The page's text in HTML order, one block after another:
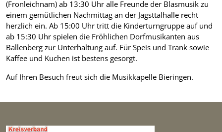
(Fronleichnam) ab 13:30 Uhr alle Freunde der Blasmusik zu
einem gemütlichen Nachmittag an der Jagsttalhalle recht
herzlich ein. Ab 15:00 Uhr tritt die Kinderturngruppe auf und
ab 15:30 Uhr spielen die Fröhlichen Dorfmusikanten aus
Ballenberg zur Unterhaltung auf. Für Speis und Trank sowie
Kaffee und Kuchen ist bestens gesorgt.
Auf Ihren Besuch freut sich die Musikkapelle Bieringen.